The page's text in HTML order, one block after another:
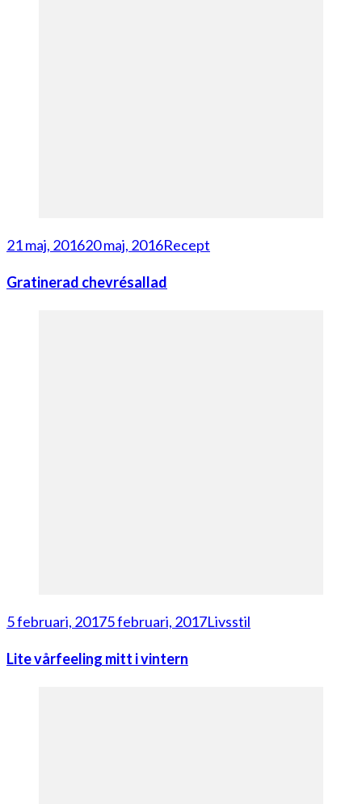
21 maj, 201620 maj, 2016Recept
Gratinerad chevrésallad
5 februari, 20175 februari, 2017Livsstil
Lite vårfeeling mitt i vintern